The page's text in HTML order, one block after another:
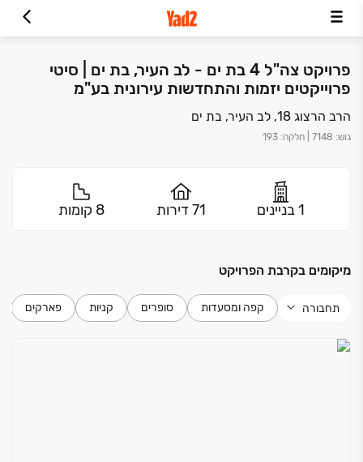
פרויקט צה"ל 4 בת ים - לב העיר, בת ים | סיטי
פרוייקטים יזמות והתחדשות עירונית בע"מ
הרב הרצוג 18, לב העיר, בת ים
גוש:
7148 חלקה:
193
1 בניינים 71 דירות 8 קומות
מיקומים בקרבת הפרויקט
תחבורה קפה ומסעדות סופרים קניות פארקים